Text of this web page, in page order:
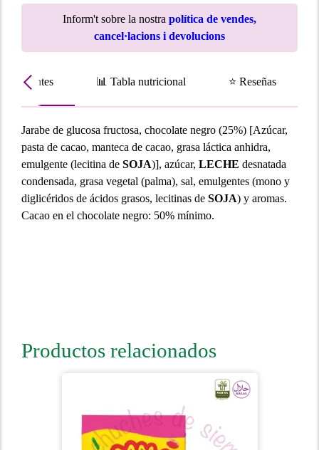
Inform't sobre la nostra política de vendes,
cancel·lacions i devolucions
📊 Tabla nutricional ⭐ Reseñas
Jarabe de glucosa fructosa, chocolate negro (25%) [Azúcar,
pasta de cacao, manteca de cacao, grasa láctica anhidra,
emulgente (lecitina de SOJA)], azúcar, LECHE desnatada
condensada, grasa vegetal (palma), sal, emulgentes (mono y
diglicéridos de ácidos grasos, lecitinas de SOJA) y aromas.
Cacao en el chocolate negro: 50% mínimo.
Productos relacionados